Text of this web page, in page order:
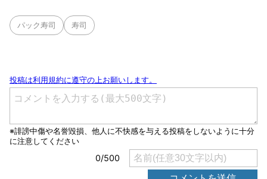
パック寿司 寿司